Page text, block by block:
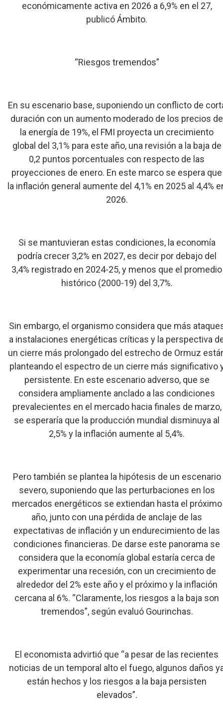
económicamente activa en 2026 a 6,9% en el 27,
publicó Ámbito.
“Riesgos tremendos”
En su escenario base, suponiendo un conflicto de
duración con un aumento moderado de los precios de
la energía de 19%, el FMI proyecta un crecimiento
global del 3,1% para este año, una revisión a la baja de
0,2 puntos porcentuales con respecto de las
proyecciones de enero. En este marco se espera que
la inflación general aumente del 4,1% en 2025 al 4,4%
2026.
Si se mantuvieran estas condiciones, la economía
podría crecer 3,2% en 2027, es decir por debajo del
3,4% registrado en 2024-25, y menos que el promedio
histórico (2000-19) del 3,7%.
Sin embargo, el organismo considera que más
a instalaciones energéticas críticas y la perspectiva
un cierre más prolongado del estrecho de Ormuz
planteando el espectro de un cierre más significativo
persistente. En este escenario adverso, que se
considera ampliamente anclado a las condiciones
prevalecientes en el mercado hacia finales de marzo,
se esperaría que la producción mundial disminuya al
2,5% y la inflación aumente al 5,4%.
Pero también se plantea la hipótesis de un escenario
severo, suponiendo que las perturbaciones en los
mercados energéticos se extiendan hasta el próximo
año, junto con una pérdida de anclaje de las
expectativas de inflación y un endurecimiento de las
condiciones financieras. De darse este panorama se
considera que la economía global estaría cerca de
experimentar una recesión, con un crecimiento de
alrededor del 2% este año y el próximo y la inflación
cercana al 6%. “Claramente, los riesgos a la baja son
tremendos”, según evaluó Gourinchas.
El economista advirtió que “a pesar de las recientes
noticias de un temporal alto el fuego, algunos daños
están hechos y los riesgos a la baja persisten
elevados”.